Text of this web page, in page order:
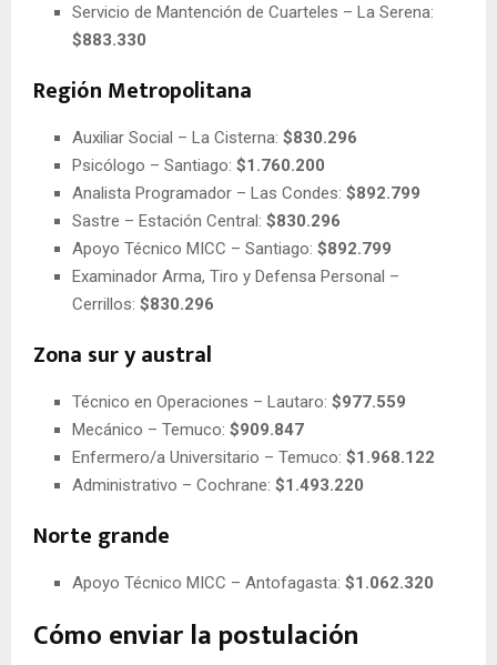
Servicio de Mantención de Cuarteles – La Serena:
$883.330
Región Metropolitana
Auxiliar Social – La Cisterna: $830.296
Psicólogo – Santiago: $1.760.200
Analista Programador – Las Condes: $892.799
Sastre – Estación Central: $830.296
Apoyo Técnico MICC – Santiago: $892.799
Examinador Arma, Tiro y Defensa Personal –
Cerrillos: $830.296
Zona sur y austral
Técnico en Operaciones – Lautaro: $977.559
Mecánico – Temuco: $909.847
Enfermero/a Universitario – Temuco: $1.968.122
Administrativo – Cochrane: $1.493.220
Norte grande
Apoyo Técnico MICC – Antofagasta: $1.062.320
Cómo enviar la postulación